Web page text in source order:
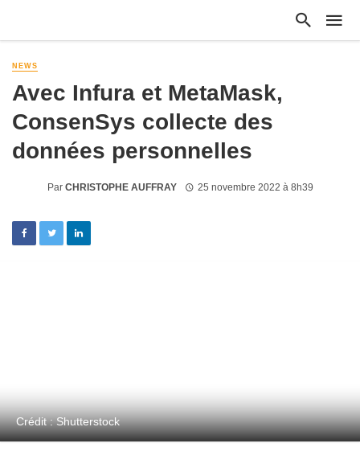
NEWS
Avec Infura et MetaMask,
ConsenSys collecte des
données personnelles
Par CHRISTOPHE AUFFRAY 25 novembre 2022 à 8h39
Crédit : Shutterstock